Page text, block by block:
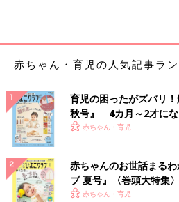
赤ちゃん・育児の人気記事ラ
育児の困ったがズバリ
秋号』 4カ月～2才にな
いっぱい！
赤ちゃん・育児
赤ちゃんのお世話まる
ブ 夏号』〈巻頭大特集
く！ おっぱい・ミルク
赤ちゃん・育児